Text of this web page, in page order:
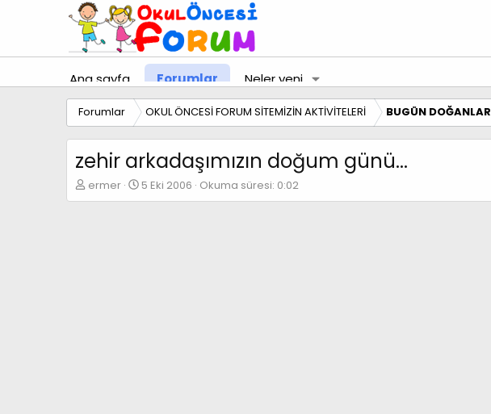
Ana sayfa Forumlar Neler yeni
Forumlar OKUL ÖNCESİ FORUM SİTEMİZİN AKTİVİTELERİ BUGÜN DOĞANLAR
zehir arkadaşımızın doğum günü...
K
o
ermer
B
a
5 Eki 2006 Okuma süresi: 0:02